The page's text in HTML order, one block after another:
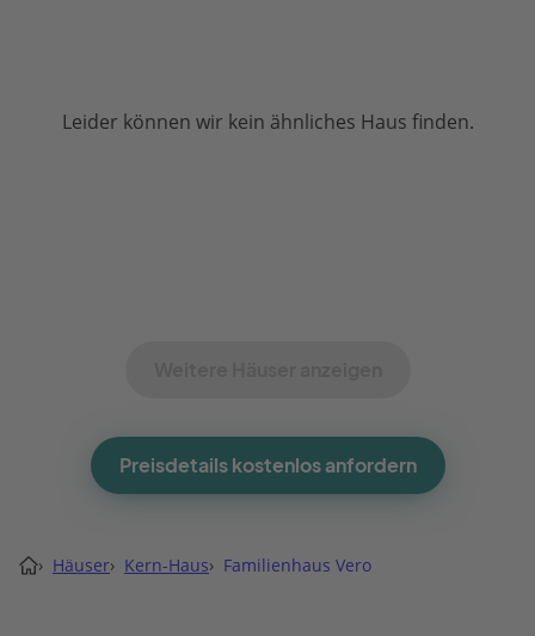
Leider können wir kein ähnliches Haus finden.
Preisdetails kostenlos anfordern
› Häuser› Kern-Haus› Familienhaus Vero